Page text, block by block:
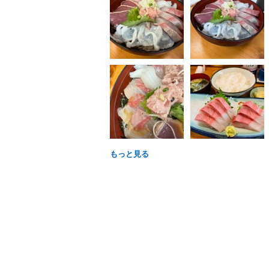
もっと見る